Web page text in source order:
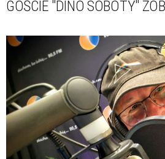
GOŚCIE "DINO SOBOTY"